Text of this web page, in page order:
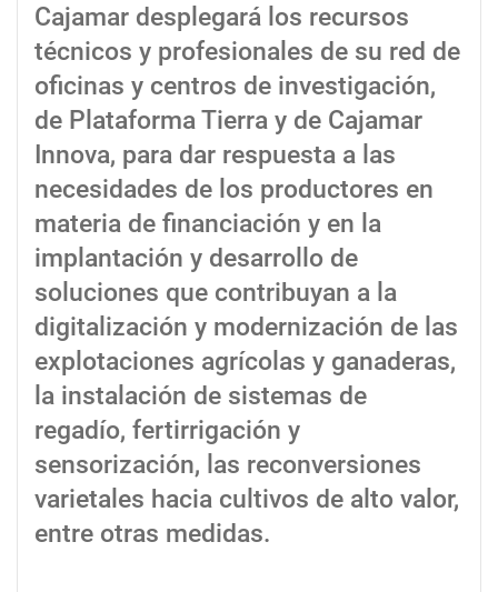
Cajamar desplegará los recursos
técnicos y profesionales de su red de
oficinas y centros de investigación,
de Plataforma Tierra y de Cajamar
Innova, para dar respuesta a las
necesidades de los productores en
materia de financiación y en la
implantación y desarrollo de
soluciones que contribuyan a la
digitalización y modernización de las
explotaciones agrícolas y ganaderas,
la instalación de sistemas de
regadío, fertirrigación y
sensorización, las reconversiones
varietales hacia cultivos de alto valor,
entre otras medidas.